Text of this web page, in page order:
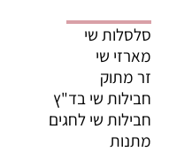
סלסלות שי
מארזי שי
זר מתוק
חבילות שי בד"ץ
חבילות שי לחגים
מתנות